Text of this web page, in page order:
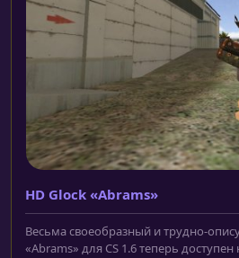
HD Glock «Abrams»
Весьма своеобразный и трудно-
«Abrams» для CS 1.6 теперь